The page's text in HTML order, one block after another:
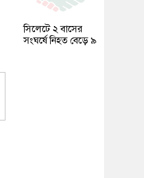
সিলেটে ২ বাসের
সংঘর্ষে নিহত বেড়ে ৯